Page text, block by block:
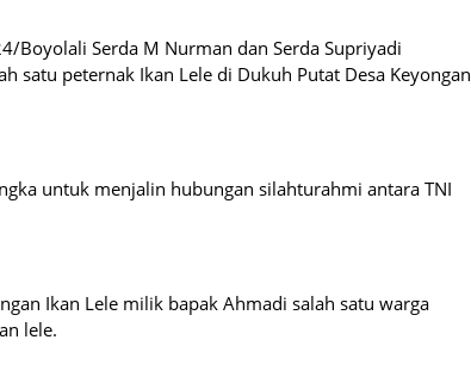
Boyolali Serda M Nurman dan Serda Supriyadi
satu peternak Ikan Lele di Dukuh Putat Desa Keyongan
untuk menjalin hubungan silahturahmi antara TNI
Ikan Lele milik bapak Ahmadi salah satu warga
lele.